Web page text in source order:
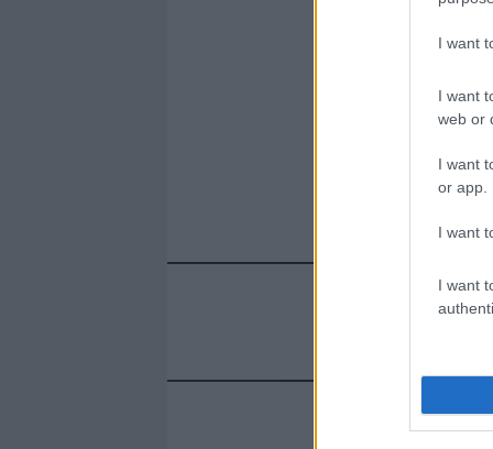
I want
I want
web or
I want
or app.
I want
I want